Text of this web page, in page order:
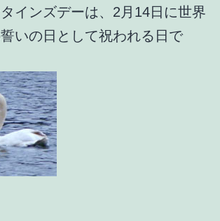
インズデーは、2月14日に世界
いの日として祝われる日で